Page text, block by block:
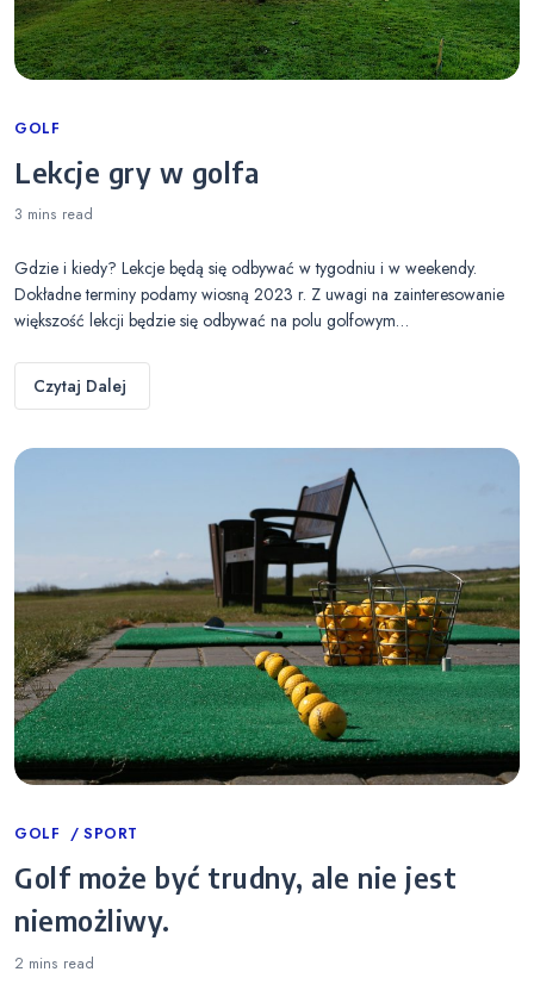
Categories
GOLF
Lekcje gry w golfa
3 mins read
Gdzie i kiedy? Lekcje będą się odbywać w tygodniu i w weekendy.
Dokładne terminy podamy wiosną 2023 r. Z uwagi na zainteresowanie
większość lekcji będzie się odbywać na polu golfowym…
Czytaj Dalej
Categories
GOLF SPORT
Golf może być trudny, ale nie jest
niemożliwy.
2 mins read